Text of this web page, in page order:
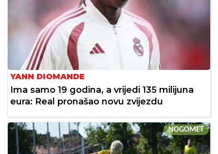
YANN DIOMANDE
Ima samo 19 godina, a vrijedi 135 milijuna
eura: Real pronašao novu zvijezdu
NOGOMET